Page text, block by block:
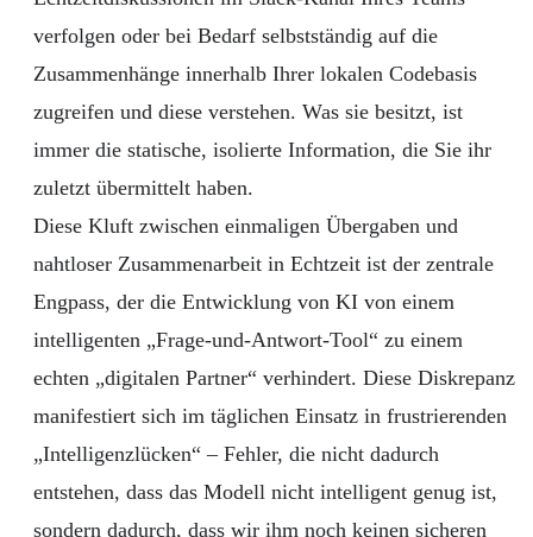
verfolgen oder bei Bedarf selbstständig auf die
Zusammenhänge innerhalb Ihrer lokalen Codebasis
zugreifen und diese verstehen. Was sie besitzt, ist
immer die statische, isolierte Information, die Sie ihr
zuletzt übermittelt haben.
Diese Kluft zwischen einmaligen Übergaben und
nahtloser Zusammenarbeit in Echtzeit ist der zentrale
Engpass, der die Entwicklung von KI von einem
intelligenten „Frage-und-Antwort-Tool“ zu einem
echten „digitalen Partner“ verhindert. Diese Diskrepanz
manifestiert sich im täglichen Einsatz in frustrierenden
„Intelligenzlücken“ – Fehler, die nicht dadurch
entstehen, dass das Modell nicht intelligent genug ist,
sondern dadurch, dass wir ihm noch keinen sicheren